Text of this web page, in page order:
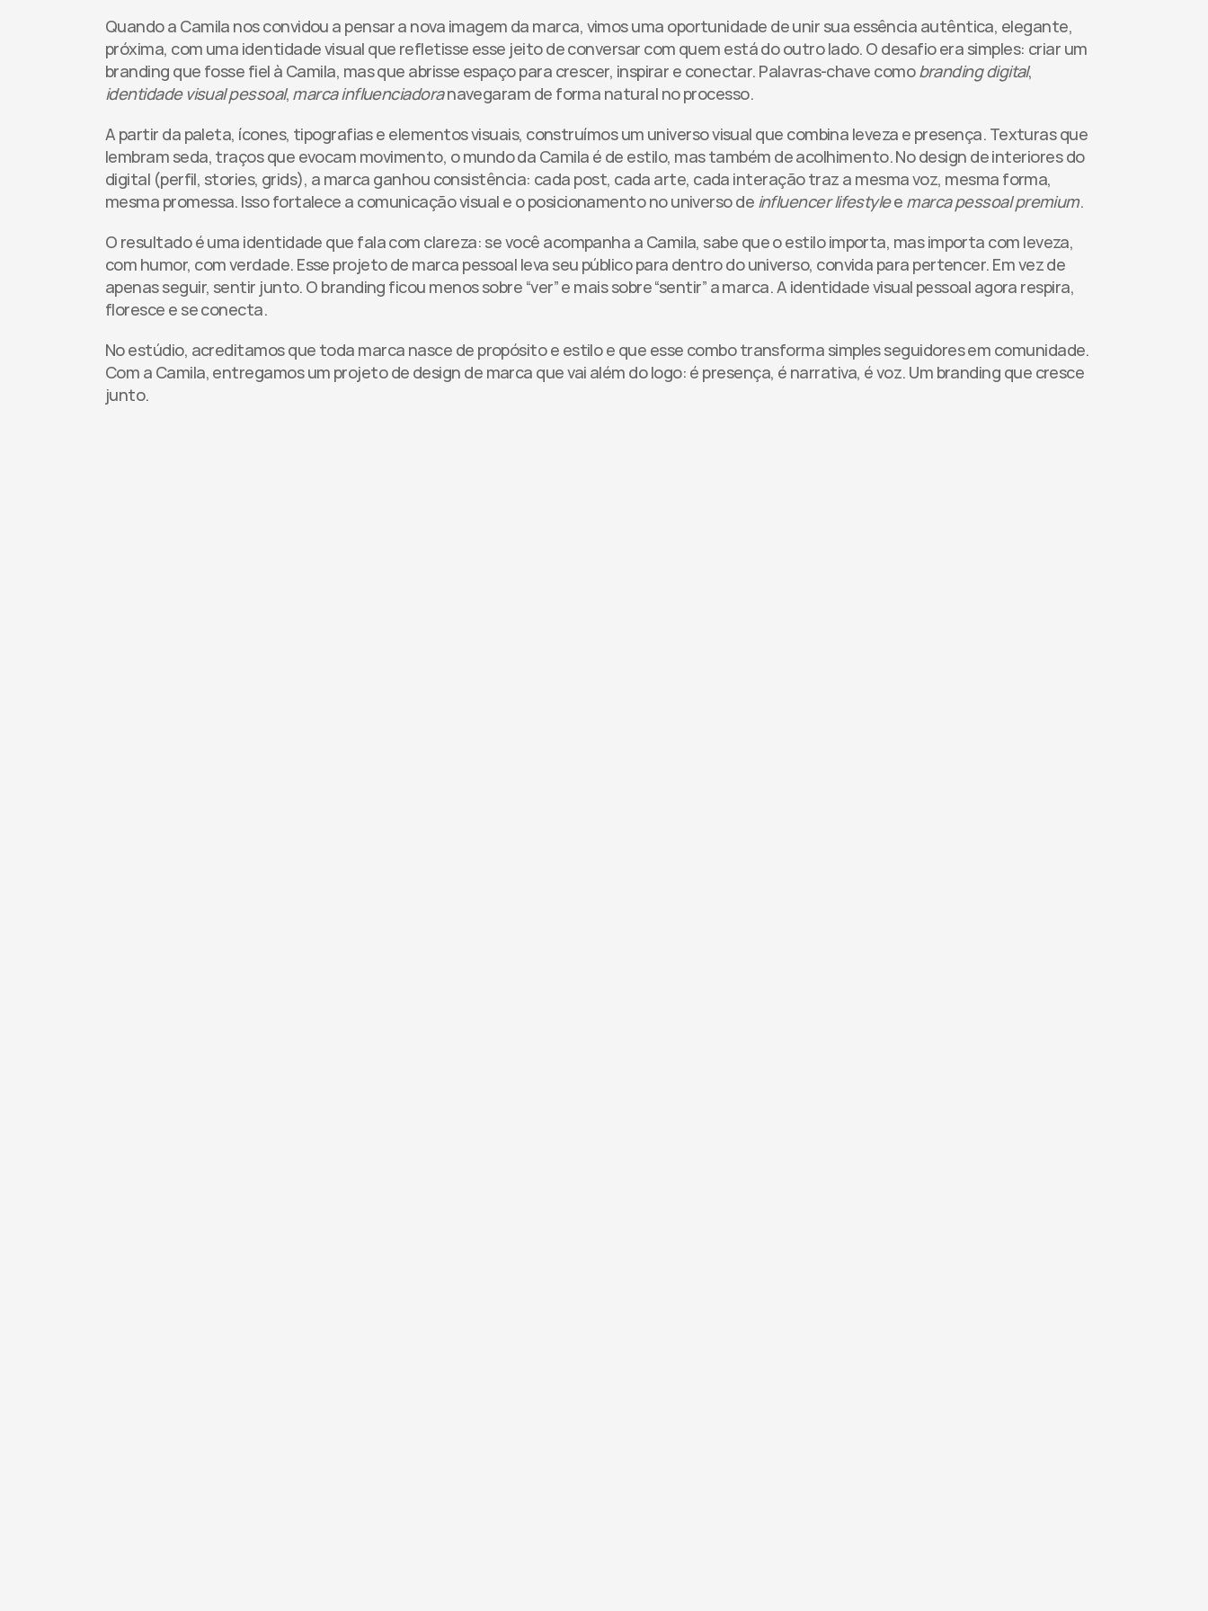
Quando a Camila nos convidou a pensar a nova imagem da marca, vimos uma oportunidade de unir sua essência autêntica, elegante,
próxima, com uma identidade visual que refletisse esse jeito de conversar com quem está do outro lado. O desafio era simples: criar um
branding que fosse fiel à Camila, mas que abrisse espaço para crescer, inspirar e conectar. Palavras-chave como branding digital
identidade visual pessoal, marca influenciadora navegaram de forma natural no processo.
A partir da paleta, ícones, tipografias e elementos visuais, construímos um universo visual que combina leveza e presença. Texturas que
lembram seda, traços que evocam movimento, o mundo da Camila é de estilo, mas também de acolhimento. No design de interiores do
digital (perfil, stories, grids), a marca ganhou consistência: cada post, cada arte, cada interação traz a mesma voz, mesma forma,
mesma promessa. Isso fortalece a comunicação visual e o posicionamento no universo de influencer lifestyle e marca pessoal premium.
O resultado é uma identidade que fala com clareza: se você acompanha a Camila, sabe que o estilo importa, mas importa com leveza,
com humor, com verdade. Esse projeto de marca pessoal leva seu público para dentro do universo, convida para pertencer. Em vez de
apenas seguir, sentir junto. O branding ficou menos sobre “ver” e mais sobre “sentir” a marca. A identidade visual pessoal agora respira,
floresce e se conecta.
No estúdio, acreditamos que toda marca nasce de propósito e estilo e que esse combo transforma simples seguidores em comunidade.
Com a Camila, entregamos um projeto de design de marca que vai além do logo: é presença, é narrativa, é voz. Um branding que cresce
junto.